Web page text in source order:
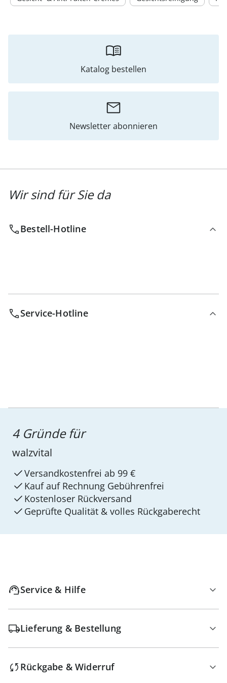
Katalog bestellen
Newsletter abonnieren
Wir sind für Sie da
Bestell-Hotline
Service-Hotline
4 Gründe für
walzvital
Versandkostenfrei ab 99 €
Kauf auf Rechnung Gebührenfrei
Kostenloser Rückversand
Geprüfte Qualität & volles Rückgaberecht
Service & Hilfe
Lieferung & Bestellung
Rückgabe & Widerruf